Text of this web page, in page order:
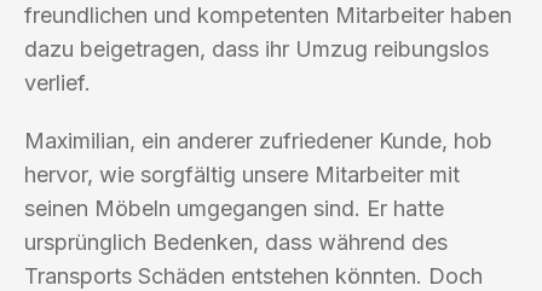
freundlichen und kompetenten Mitarbeiter haben
dazu beigetragen, dass ihr Umzug reibungslos
verlief.
Maximilian, ein anderer zufriedener Kunde, hob
hervor, wie sorgfältig unsere Mitarbeiter mit
seinen Möbeln umgegangen sind. Er hatte
ursprünglich Bedenken, dass während des
Transports Schäden entstehen könnten. Doch